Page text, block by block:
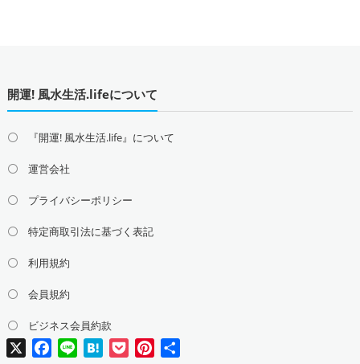
開運! 風水生活.lifeについて
『開運! 風水生活.life』について
運営会社
プライバシーポリシー
特定商取引法に基づく表記
利用規約
会員規約
ビジネス会員約款
X Facebook
Line HatenaPocketPinterest